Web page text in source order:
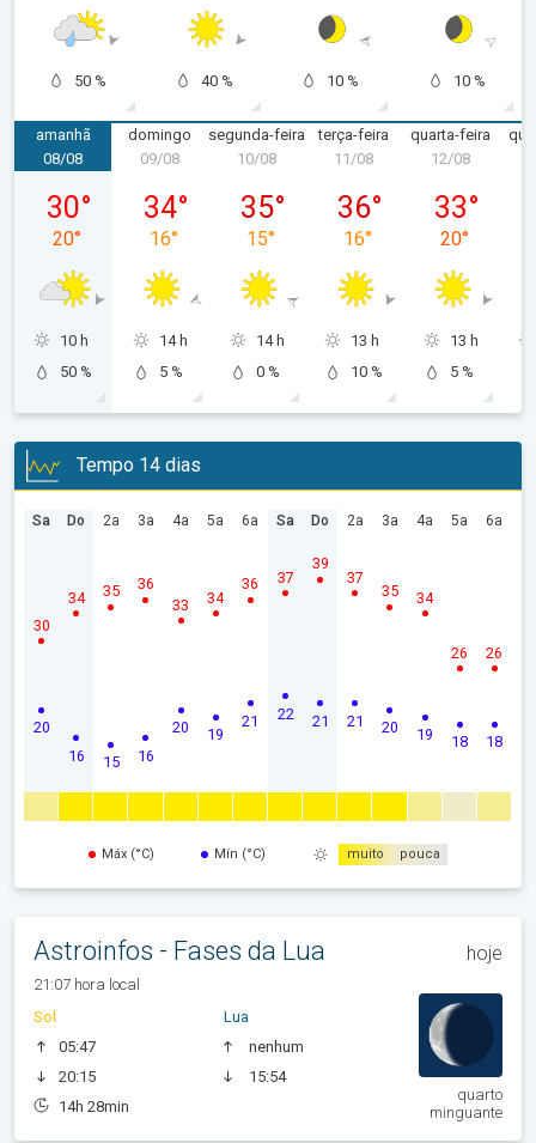
50 % 40 % 10 % 10 %
amanhã
sábado, 08/08
08/08
30°
20°
10 h
50 %
domingo
domingo, 09/08
09/08
34°
16°
14 h
5 %
segunda-feira
segunda-feira, 10/08
10/08
35°
15°
14 h
0 %
terça-feira
terça-feira, 11/08
11/08
36°
16°
13 h
10 %
quarta-feira
12/08
33°
20°
13 h
5 %
Tempo 14 dias
Sa
20
30
Do
16
34
2a
15
35
3a
16
36
4a
20
33
5a
19
34
6a
21
36
Sa
22
37
Do
21
39
2a
21
37
3a
20
35
4a
19
34
5a
18
26
6a
18
26
Máx (°C) Mín (°C) muito pouca
Astroinfos - Fases da Lua hoje
21:07 hora local
Sol
05:47
20:15
14h 28min
Lua
nenhum
15:54
quarto
minguante